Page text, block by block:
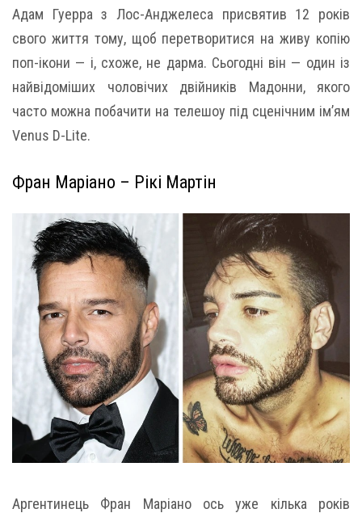
Адам Гуерра з Лос-Анджелеса присвятив 12 років
свого життя тому, щоб перетворитися на живу копію
поп-ікони — і, схоже, не дарма. Сьогодні він — один із
найвідоміших чоловічих двійників Мадонни, якого
часто можна побачити на телешоу під сценічним ім’ям
Venus D-Lite.
Фран Маріано – Рікі Мартін
Аргентинець Фран Маріано ось уже кілька років